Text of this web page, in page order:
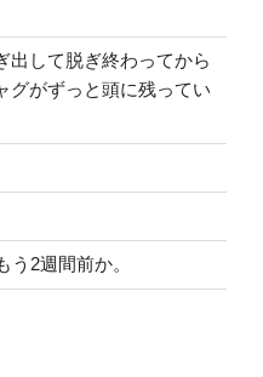
出して脱ぎ終わってから
グがずっと頭に残ってい
2週間前か。